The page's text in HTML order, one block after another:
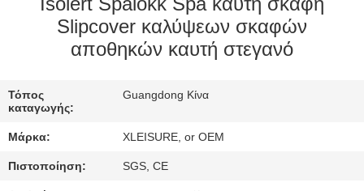
ΕΡΓΟΣΤΑΣΊΩΝ
ΈΛΕΓΧΟΣ
Slipcover καλύψεων σκαφών
αποθηκών καυτή στεγανό
Τόπος
καταγωγής:
Guangdong Κίνα
Μάρκα: XLEISURE, or OEM
Πιστοποίηση: SGS, CE